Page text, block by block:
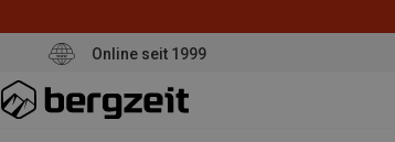
Online seit 1999